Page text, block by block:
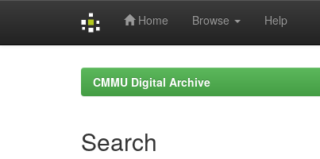
Home Browse Help
CMMU Digital Archive
Search